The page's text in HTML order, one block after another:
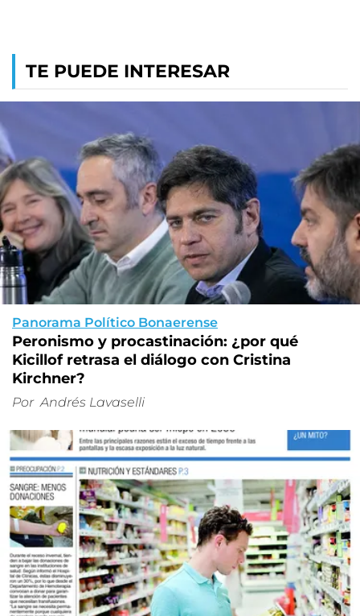
TE PUEDE INTERESAR
Panorama Político Bonaerense
Peronismo y procastinación: ¿por qué
Kicillof retrasa el diálogo con Cristina
Kirchner?
Por Andrés Lavaselli